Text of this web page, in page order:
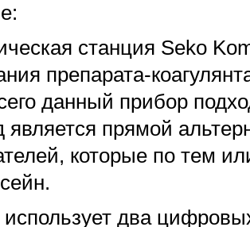
станция Seko
препарата-
данный прибор
является прямой
которые по тем
два